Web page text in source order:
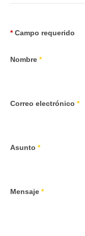
*Campo requerido
Nombre *
Correo electrónico *
Asunto *
Mensaje *